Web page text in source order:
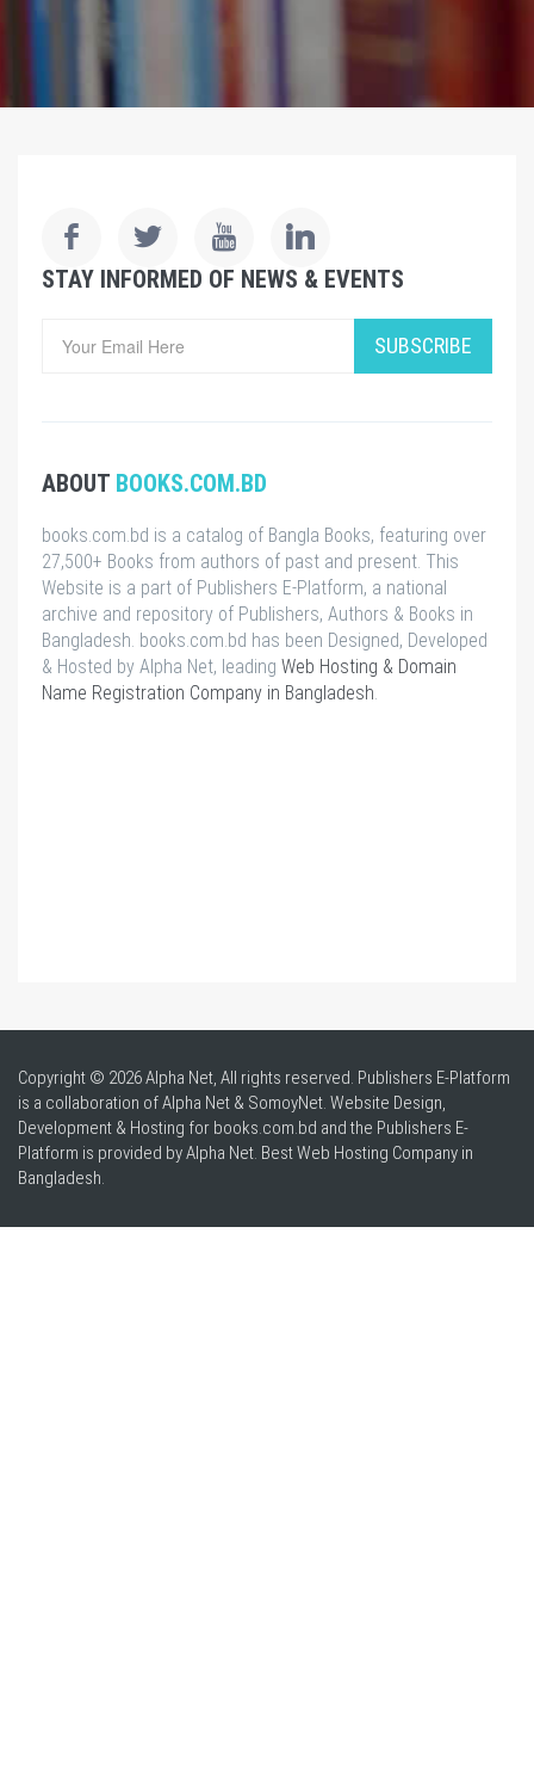
STAY INFORMED OF NEWS & EVENTS
SUBSCRIBE
ABOUT BOOKS.COM.BD
books.com.bd is a catalog of Bangla Books, featuring over
27,500+ Books from authors of past and present. This
Website is a part of Publishers E-Platform, a national
archive and repository of Publishers, Authors & Books in
Bangladesh. books.com.bd has been Designed, Developed
& Hosted by Alpha Net, leading Web Hosting & Domain
Name Registration Company in Bangladesh
Copyright © 2026 Alpha Net, All rights reserved. Publishers E-Platform
is a collaboration of Alpha Net & SomoyNet. Website Design,
Development & Hosting for books.com.bd and the Publishers E-
Platform is provided by Alpha Net. BestWeb Hosting Company in
Bangladesh.